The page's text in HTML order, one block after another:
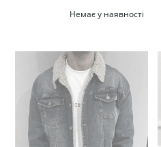
Немає у наявності